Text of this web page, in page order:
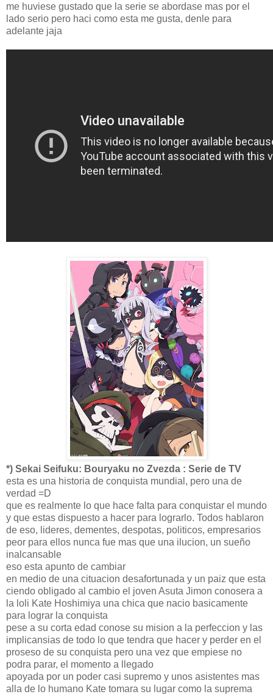
me huviese gustado que la serie se abordase mas por el
lado serio pero haci como esta me gusta, denle para
adelante jaja
*) Sekai Seifuku: Bouryaku no Zvezda : Serie de TV
esta es una historia de conquista mundial, pero una de
verdad =D
que es realmente lo que hace falta para conquistar el mundo
y que estas dispuesto a hacer para lograrlo. Todos hablaron
de eso, lideres, dementes, despotas, politicos, empresarios
peor para ellos nunca fue mas que una ilucion, un sueño
inalcansable
eso esta apunto de cambiar
en medio de una cituacion desafortunada y un paiz que esta
ciendo obligado al cambio el joven Asuta Jimon conosera a
la loli Kate Hoshimiya una chica que nacio basicamente
para lograr la conquista
pese a su corta edad conose su mision a la perfeccion y las
implicansias de todo lo que tendra que hacer y perder en el
proseso de su conquista pero una vez que empiese no
podra parar, el momento a llegado
apoyada por un poder casi supremo y unos asistentes mas
alla de lo humano Kate tomara su lugar como la suprema